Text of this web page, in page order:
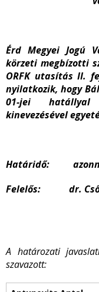
Érd Megyei Jogú
körzeti megbízotti
ORFK utasítás II.
nyilatkozik, hogy
01-jei
kinevezésével
Határidő:
Felelős: dr.
A határozati
szavazott: